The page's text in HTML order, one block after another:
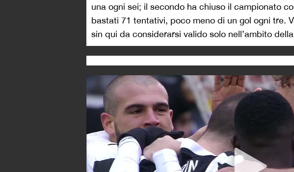
una ogni sei; il secondo ha chiuso il campionato
bastati 71 tentativi, poco meno di un gol ogni tre.
sin qui da considerarsi valido solo nell’ambito